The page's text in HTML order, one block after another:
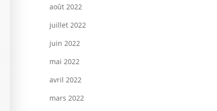
août 2022
juillet 2022
juin 2022
mai 2022
avril 2022
mars 2022